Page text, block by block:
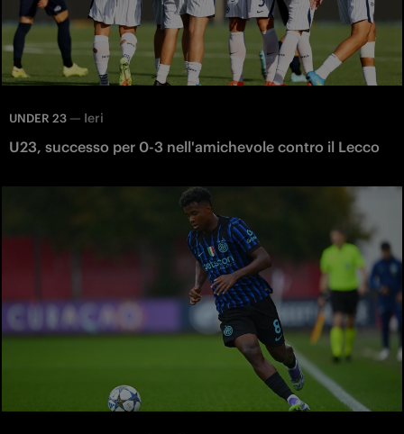
UNDER 23 — Ieri
U23, successo per 0-3 nell'amichevole contro il Lecco